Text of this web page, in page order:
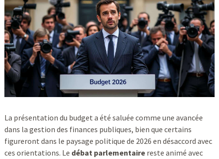
La présentation du budget a été saluée comme une avancée
dans la gestion des finances publiques, bien que certains
figureront dans le paysage politique de 2026 en désaccord avec
ces orientations. Le débat parlementairereste animé avec